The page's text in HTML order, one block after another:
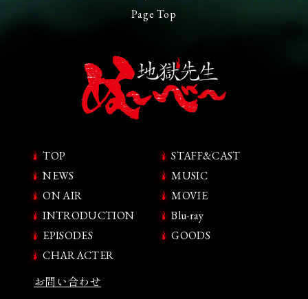
Page Top
TOP
NEWS
ON AIR
INTRODUCTION
EPISODES
CHARACTER
STAFF&CAST
MUSIC
MOVIE
Blu-ray
GOODS
お問い合わせ